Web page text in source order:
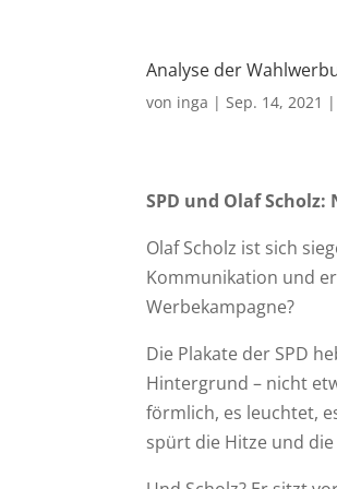
Analyse der
von inga |Sep. 14, 2021
SPD und Olaf
Olaf Scholz ist sich
Kommunikation und
Werbekampagne?
Die Plakate der SPD
Hintergrund – nicht
förmlich, es leuchtet,
spürt die Hitze und